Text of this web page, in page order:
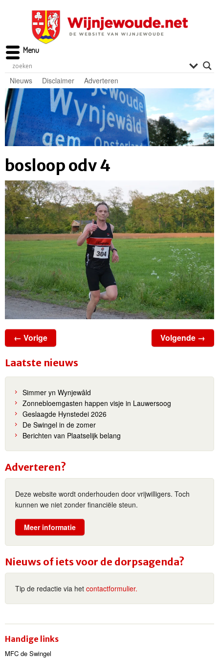
Nieuws Disclaimer Adverteren
bosloop odv 4
← Vorige Volgende →
Laatste nieuws
Simmer yn Wynjewâld
Zonnebloemgasten happen visje in Lauwersoog
Geslaagde Hynstedei 2026
De Swingel in de zomer
Berichten van Plaatselijk belang
Adverteren?
Deze website wordt onderhouden door vrijwilligers. Toch
kunnen we niet zonder financiële steun.
Meer informatie
Nieuws of iets voor de dorpsagenda?
Tip de redactie via het contactformulier.
Handige links
MFC de Swingel
Menu